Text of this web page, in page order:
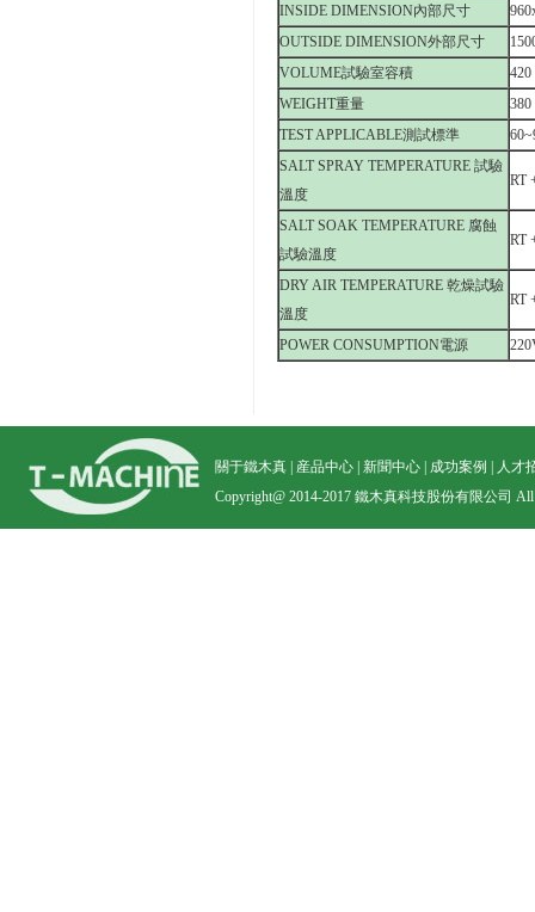
INSIDE DIMENSION內部尺寸
OUTSIDE DIMENSION外部尺寸
VOLUME試驗室容積
WEIGHT重量
TEST APPLICABLE測試標準
SALT SPRAY TEMPERATURE 試驗
溫度
RT
SALT SOAK TEMPERATURE 腐蝕
試驗溫度
RT
DRY AIR TEMPERATURE 乾燥試驗
溫度
RT
POWER CONSUMPTION電源
關于鐵木真 産品中心 新聞中心 成功案例
人才
Copyright@ 2014-2017 鐵木真科技股份有限公司 All